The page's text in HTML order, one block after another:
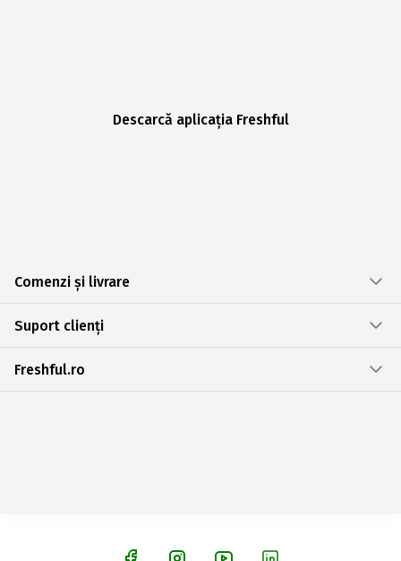
Descarcă aplicația Freshful
Comenzi și livrare
Suport clienți
Freshful.ro